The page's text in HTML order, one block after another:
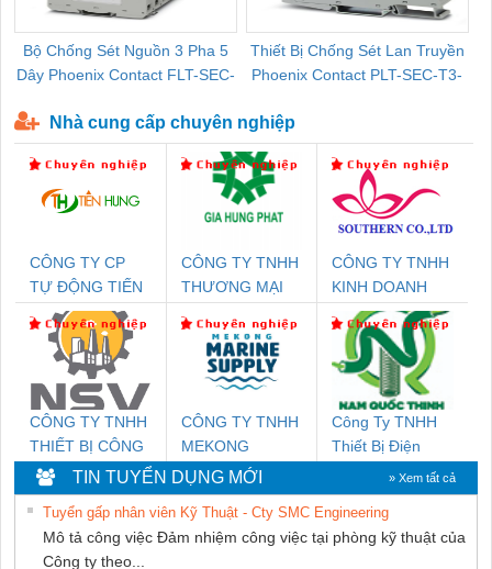
Bộ Chống Sét Nguồn 3 Pha 5
Dây Phoenix Contact FLT-SEC-
Thiết Bị Chống Sét Lan Truyền
Phoenix Contact PLT-SEC-T3-
Nhà cung cấp chuyên nghiệp
CÔNG TY CP
TỰ ĐỘNG TIẾN
HƯNG
CÔNG TY TNHH
THƯƠNG MẠI
THUẬT ĐIỆN CƠ
GIA HƯNG
PHÁT
CÔNG TY TNHH
KINH DOANH
DỊCH VỤ XNK
PHƯƠNG NAM
CÔNG TY TNHH
THIẾT BỊ CÔNG
NGHIỆP NIHON
SETSUBI VIỆT
NAM
CÔNG TY TNHH
MEKONG
MARINE
SUPPLY
Công Ty TNHH
Thiết Bị Điện
Nam Quốc Thịnh
TIN TUYỂN DỤNG MỚI » Xem tất cả
Tuyển gấp nhân viên Kỹ Thuật - Cty SMC Engineering
Mô tả công việc Đảm nhiệm công việc tại phòng kỹ thuật của
Công ty theo...